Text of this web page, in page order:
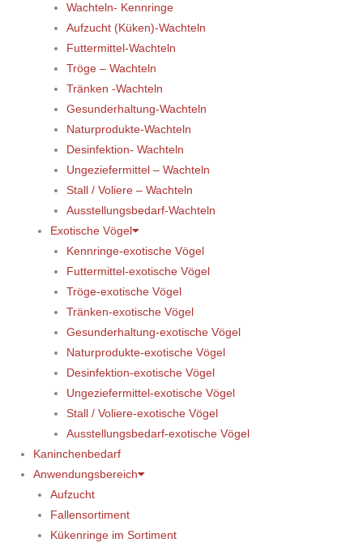
Wachteln- Kennringe
Aufzucht (Küken)-Wachteln
Futtermittel-Wachteln
Tröge – Wachteln
Tränken -Wachteln
Gesunderhaltung-Wachteln
Naturprodukte-Wachteln
Desinfektion- Wachteln
Ungeziefermittel – Wachteln
Stall / Voliere – Wachteln
Ausstellungsbedarf-Wachteln
Exotische Vögel
Kennringe-exotische Vögel
Futtermittel-exotische Vögel
Tröge-exotische Vögel
Tränken-exotische Vögel
Gesunderhaltung-exotische Vögel
Naturprodukte-exotische Vögel
Desinfektion-exotische Vögel
Ungeziefermittel-exotische Vögel
Stall / Voliere-exotische Vögel
Ausstellungsbedarf-exotische Vögel
Kaninchenbedarf
Anwendungsbereich
Aufzucht
Fallensortiment
Kükenringe im Sortiment